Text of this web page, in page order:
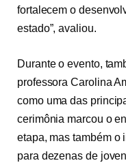
fortalecem o
estado”, avaliou.
Durante o evento,
professora Carolina
como uma das
cerimônia marcou o
etapa, mas também
para dezenas de